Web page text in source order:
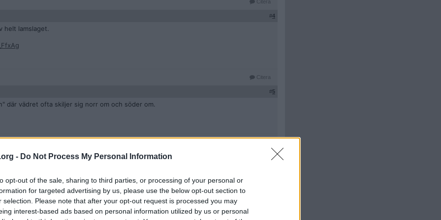
- Do Not Process My Personal Information
opt-out of the sale, sharing to third parties, or processing of your personal or
for targeted advertising by us, please use the below opt-out section to
selection. Please note that after your opt-out request is processed you may
interest-based ads based on personal information utilized by us or personal
Citera
#4
helt lamslaget.
Citera
#5
där vädret ofta skiljer sig norr om och söder om.
6
vanligt med en halv meter. Folk är idioter och tar inte varningar på allvar.
närma sig nollan i Gävle.